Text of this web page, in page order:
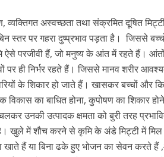
अस्वच्छता तथा संक्रमित दूषित
स्तर पर गहरा दुष्प्रभाव पड़ता है। जिससे
ऐसे परजीवी हैं, जो मनुष्य के आंत में रहते हैं।
पर ही निर्भर रहते हैं। जिससे मानव शरीर
के शिकार हो जाते हैं। खासकर बच्चों और
का बाधित होना, कुपोषण का शिकार
उनकी उत्पादक क्षमता को बुरी तरह
खुले में शौच करने से कृमि के अंडे मिट्टी में मिल
हैं या बिना ढके हुए भोजन का सेवन करते हैं